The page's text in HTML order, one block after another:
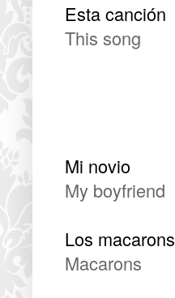
Esta canción
This song
Mi novio
My boyfriend
Los macarons
Macarons